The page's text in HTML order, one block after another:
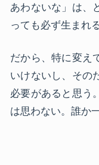
あわないな」は、
っても必ず生まれる
だから、特に変え
いけないし、その
必要があると思う
は思わない。誰か